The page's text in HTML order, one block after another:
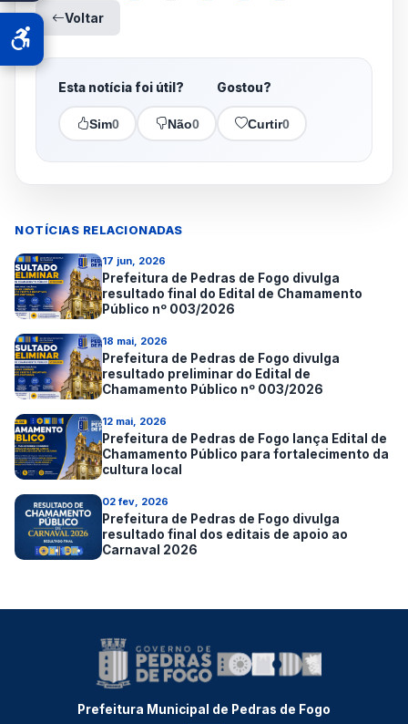
Voltar
Esta notícia foi útil?
Sim0 Não0
Gostou?
Curtir0
NOTÍCIAS RELACIONADAS
17 jun, 2026
Prefeitura de Pedras de Fogo divulga
resultado final do Edital de Chamamento
Público nº 003/2026
18 mai, 2026
Prefeitura de Pedras de Fogo divulga
resultado preliminar do Edital de
Chamamento Público nº 003/2026
12 mai, 2026
Prefeitura de Pedras de Fogo lança Edital de
Chamamento Público para fortalecimento da
cultura local
02 fev, 2026
Prefeitura de Pedras de Fogo divulga
resultado final dos editais de apoio ao
Carnaval 2026
Prefeitura Municipal de Pedras de Fogo